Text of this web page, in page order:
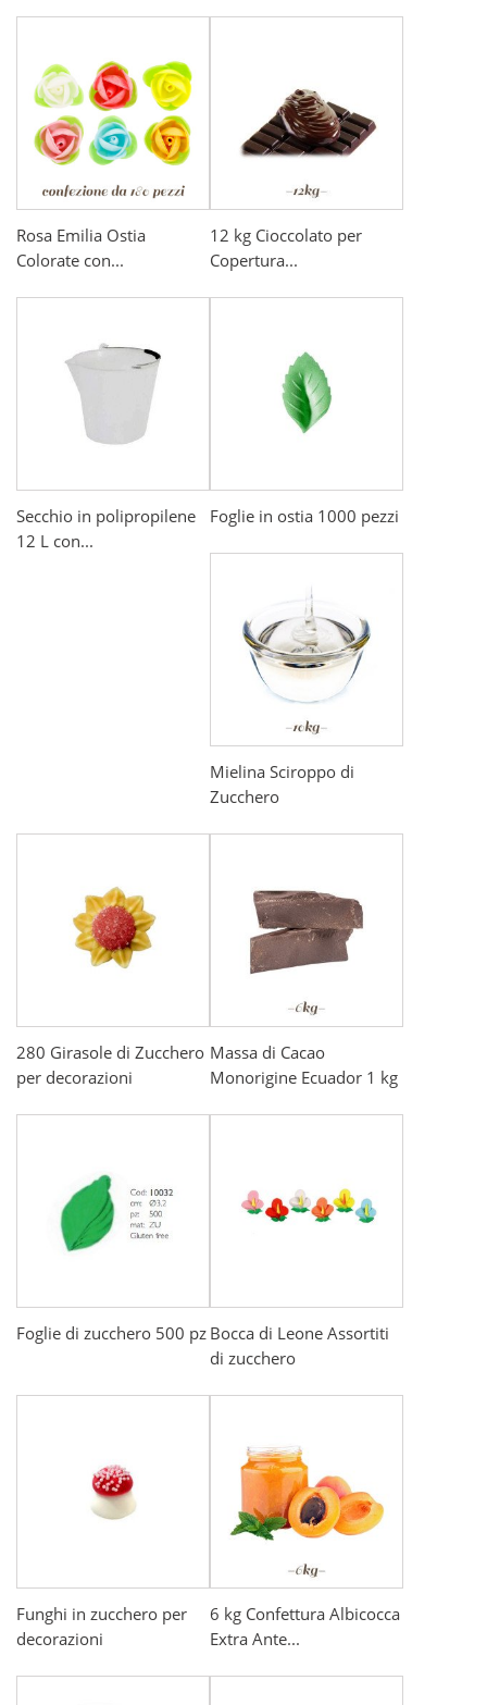
Rosa Emilia Ostia
Colorate con...
12 kg Cioccolato per
Copertura...
Secchio in polipropilene
12 L con...
Foglie in ostia 1000 pezzi
Mielina Sciroppo di
Zucchero
280 Girasole di Zucchero
per decorazioni
Massa di Cacao
Monorigine Ecuador 1 kg
Foglie di zucchero 500 pz Bocca di Leone Assortiti
di zucchero
Funghi in zucchero per
decorazioni
6 kg Confettura Albicocca
Extra Ante...